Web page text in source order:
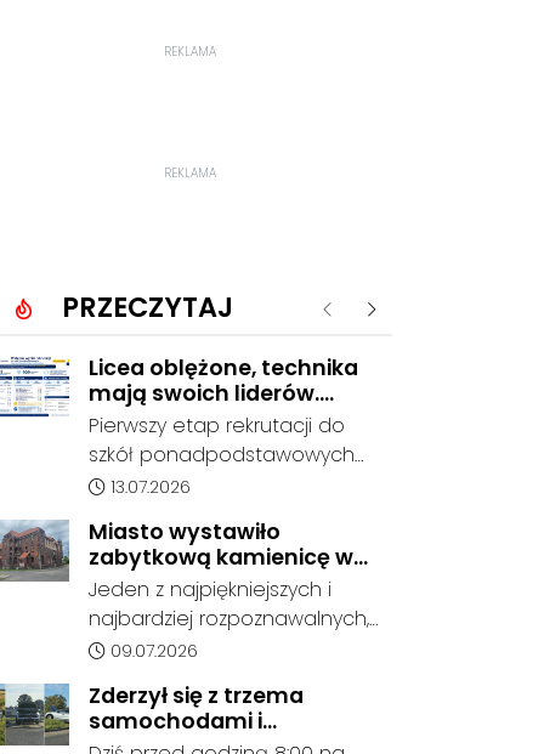
REKLAMA
REKLAMA
PRZECZYTAJ Poprzednie
Następne
Licea oblężone, technika
mają swoich liderów.
Znamy wstępne wyniki
rekrutacji do szkół w
powiecie
Pierwszy etap rekrutacji do
szkół ponadpodstawowych
prowadzonych przez Powiat
pokazuje coraz wyraźniejsze
preferencje tegorocznych
absolwentów szkół
podstawowych. Dane dotyczą
kandydatów, którzy wskazali
dany oddział jako pierwszy
wybór, dlatego nie stanowią
jeszcze ostatecznego wyniku
Data dodania artykułu:
13.07.2026
Miasto wystawiło
zabytkową kamienicę w
Porcie na sprzedaż. W
dawnym hotelu mają
powstać mieszkania
Jeden z najpiękniejszych i
najbardziej rozpoznawalnych,
ale też najbardziej
Portu został wystawiony na
sprzedaż. Gmina Kędzierzyn-
Data dodania artykułu:
09.07.2026
Zderzył się z trzema
samochodami i
kontynuował jazdę. Seria